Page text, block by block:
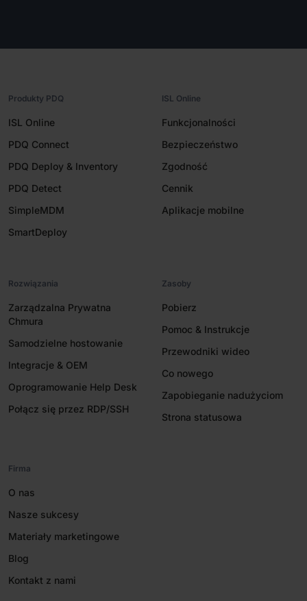
Produkty PDQ
ISL Online
PDQ Connect
PDQ Deploy & Inventory
PDQ Detect
SimpleMDM
SmartDeploy
ISL Online
Funkcjonalności
Bezpieczeństwo
Zgodność
Cennik
Aplikacje mobilne
Rozwiązania
Zarządzalna Prywatna
Chmura
Samodzielne hostowanie
Integracje & OEM
Oprogramowanie Help Desk
Połącz się przez RDP/SSH
Zasoby
Pobierz
Pomoc & Instrukcje
Przewodniki wideo
Co nowego
Zapobieganie nadużyciom
Strona statusowa
Firma
O nas
Nasze sukcesy
Materiały marketingowe
Blog
Kontakt z nami